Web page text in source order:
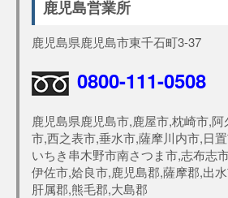
鹿児島営業所
鹿児島県鹿児島市東千石町3-37
0800-111-0508
鹿児島県鹿児島市,鹿屋市,枕崎市,
市,西之表市,垂水市,薩摩川内市,日
いちき串木野市南さつま市,志布志
伊佐市,姶良市,鹿児島郡,薩摩郡,出
肝属郡,熊毛郡,大島郡